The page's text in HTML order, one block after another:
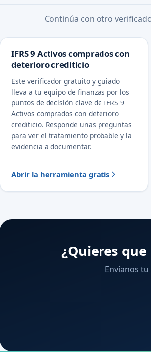
Continúa con otro
IFRS 9 Activos comprados con
deterioro crediticio
Este verificador gratuito y guiado
lleva a tu equipo de finanzas por los
puntos de decisión clave de IFRS 9
Activos comprados con deterioro
crediticio. Responde unas preguntas
para ver el tratamiento probable y la
evidencia a documentar.
Abrir la herramienta gratis
¿Quieres
Envíanos